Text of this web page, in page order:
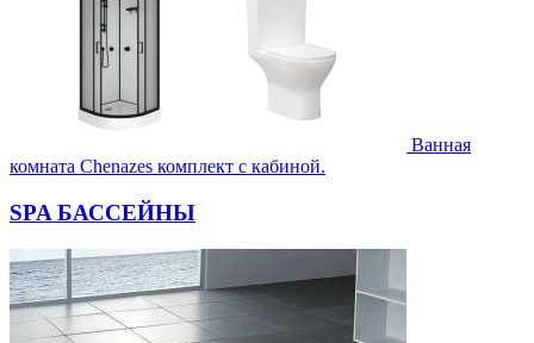
Ванная
комната Chenazes комплект с кабиной.
SPA БАССЕЙНЫ